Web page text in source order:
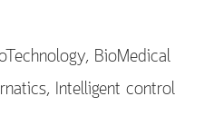
BioMedical
Intelligent control